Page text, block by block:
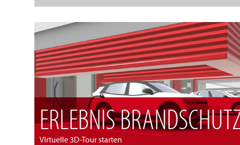
ERLEBNIS
Virtuelle 3D-Tour starten